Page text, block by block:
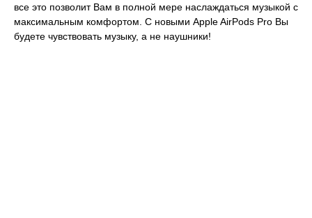
все это позволит Вам в полной мере наслаждаться музыкой с
максимальным комфортом. С новыми Apple AirPods Pro Вы
будете чувствовать музыку, а не наушники!